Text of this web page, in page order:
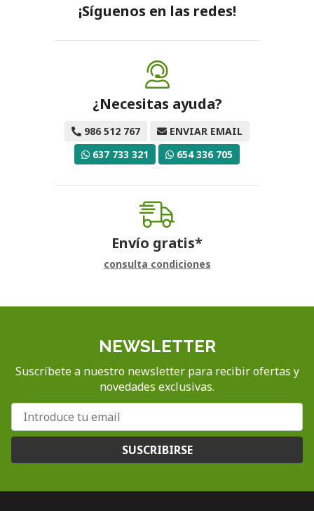
¡Síguenos en las redes!
¿Necesitas ayuda?
986 512 767
ENVIAR EMAIL
637 733 321
654 336 705
Envío gratis*
consulta condiciones
NEWSLETTER
Suscríbete a nuestro newsletter para recibir ofertas y
novedades exclusivas.
SUSCRIBIRSE